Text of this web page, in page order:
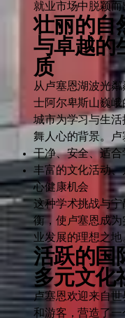
就业市场中脱颖而
壮丽的自
与卓越的
质
从卢塞恩湖波光
士阿尔卑斯山巍
城市为学习与生活
舞人心的背景。卢
干净、安全、适合
丰富的文化活动、
心健康机会
这种学术挑战与宁
衡，使卢塞恩成
业发展的理想之地
活跃的国
多元文化
卢塞恩欢迎来自
和游客，营造了